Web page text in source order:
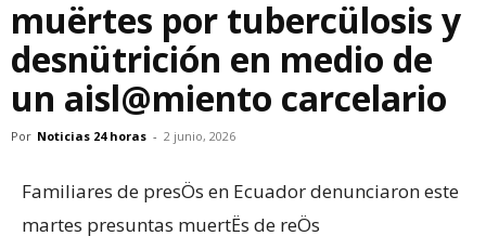
muërtes por tubercülosis y
desnütrición en medio de
un aisl@miento carcelario
Por Noticias 24 horas - 2 junio, 2026
Familiares de presÖs en Ecuador denunciaron este
martes presuntas muertËs de reÖs